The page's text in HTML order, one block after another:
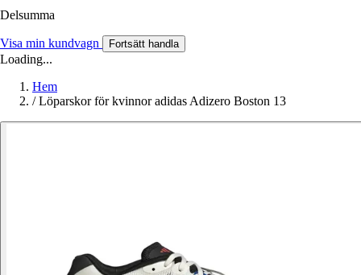
Delsumma
Visa min kundvagn Fortsätt handla
Loading...
Hem
/ Löparskor för kvinnor adidas Adizero Boston 13